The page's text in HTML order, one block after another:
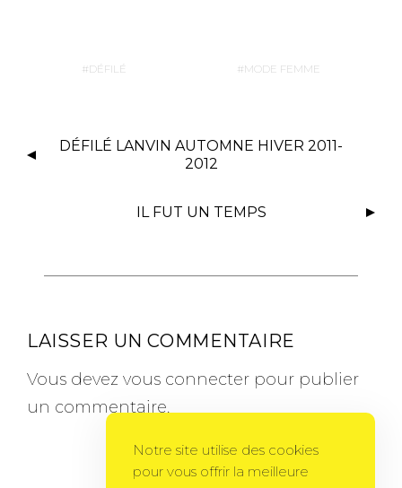
DÉFILÉ MODE FEMME
DÉFILÉ LANVIN AUTOMNE HIVER 2011-
2012
IL FUT UN TEMPS
LAISSER UN COMMENTAIRE
Vous devez vous connecter pour publier
un commentaire.
Notre site utilise des cookies
pour vous offrir la meilleure